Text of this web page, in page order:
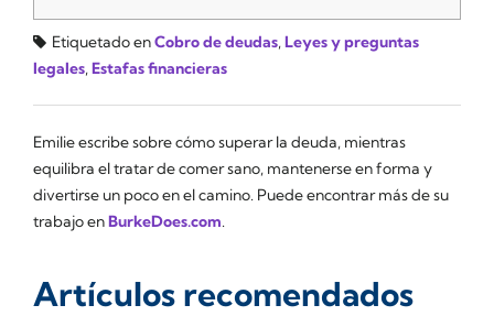
Etiquetado enCobro de deudas, Leyes y preguntas
legales, Estafas financieras
Emilie escribe sobre cómo superar la deuda, mientras
equilibra el tratar de comer sano, mantenerse en forma y
divertirse un poco en el camino. Puede encontrar más de su
trabajo enBurkeDoes.com.
Artículos recomendados